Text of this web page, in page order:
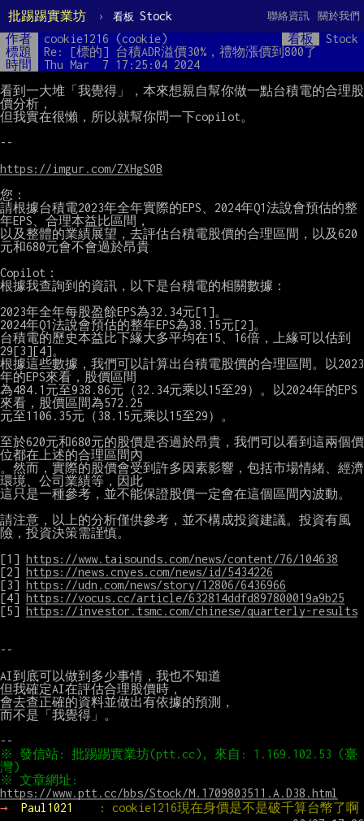
批踢踢實業坊 › 看板 Stock 關於我們
聯絡資訊
作者 cookie1216 (cookie) 看板
Stock
標題
Re: [標的] 台積ADR溢價30%，禮物漲價到800了
時間
Thu Mar  7 17:25:04 2024
看到一大堆「我覺得」，本來想親自幫你做一點台積電的合理股
價分析，
但我實在很懶，所以就幫你問一下copilot。
--
https://imgur.com/ZXHgS0B
您：
請根據台積電2023年全年實際的EPS、2024年Q1法說會預估的整
年EPS、合理本益比區間，
以及整體的業績展望，去評估台積電股價的合理區間，以及620
元和680元會不會過於昂貴
Copilot：
根據我查詢到的資訊，以下是台積電的相關數據：
2023年全年每股盈餘EPS為32.34元[1]。
2024年Q1法說會預估的整年EPS為38.15元[2]。
台積電的歷史本益比下緣大多平均在15、16倍，上緣可以估到
29[3][4]。
根據這些數據，我們可以計算出台積電股價的合理區間。以2023
年的EPS來看，股價區間
為484.1元至938.86元（32.34元乘以15至29）。以2024年的EPS
來看，股價區間為572.25
元至1106.35元（38.15元乘以15至29）。
至於620元和680元的股價是否過於昂貴，我們可以看到這兩個價
位都在上述的合理區間內
。然而，實際的股價會受到許多因素影響，包括市場情緒、經濟
環境、公司業績等，因此
這只是一種參考，並不能保證股價一定會在這個區間內波動。
請注意，以上的分析僅供參考，並不構成投資建議。投資有風
險，投資決策需謹慎。
[1] https://www.taisounds.com/news/content/76/104638
[2] https://news.cnyes.com/news/id/5434226
[3] https://udn.com/news/story/12806/6436966
[4] https://vocus.cc/article/632814ddfd897800019a9b25
[5] https://investor.tsmc.com/chinese/quarterly-results
--
AI到底可以做到多少事情，我也不知道
但我確定AI在評估合理股價時，
會去查正確的資料並做出有依據的預測，
而不是「我覺得」。
※ 發信站: 批踢踢實業坊(ptt.cc), 來自: 1.169.102.53 (臺
https://www.ptt.cc/bbs/Stock/M.1709803511.A.D38.html
→
Paul1021 : cookie1216現在身價是不是破千算台幣了啊